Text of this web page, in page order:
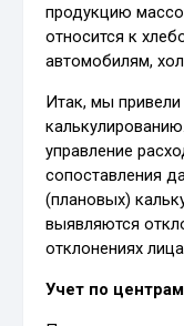
продукцию
относится к
автомобилям,
Итак, мы
управление
сопоставления
(плановых)
выявляются
отклонениях
Учет по